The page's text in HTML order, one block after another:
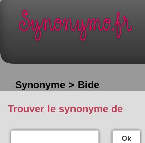
Synonyme > Bide
Trouver le synonyme de
Ok